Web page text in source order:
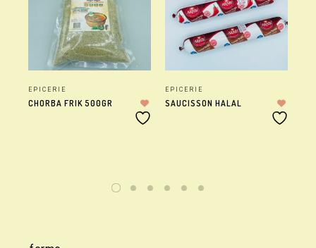
EPICERIE
CHORBA FRIK 500GR
EPICERIE
SAUCISSON HALAL